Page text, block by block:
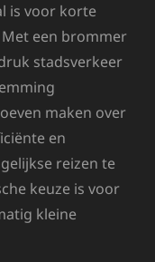
is voor korte
een brommer
stadsverkeer
maken over
en
reizen te
keuze is voor
kleine